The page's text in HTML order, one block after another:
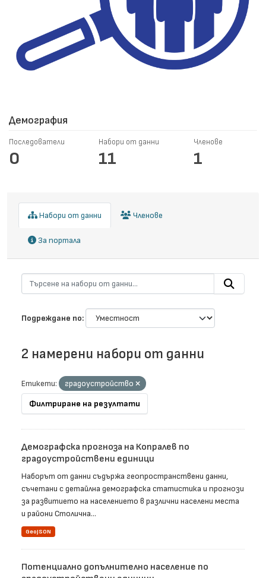
Демография
Последователи
0
Набори от данни
11
Членове
1
Набори от данни Членове
За портала
Подреждане по
2 намерени набори от данни
Етикети:
градоустройство
Филтриране на резултати
Демографска прогноза на Копралев по
градоустройствени единици
Наборът от данни съдържа геопространствени данни,
съчетани с детайлна демографска статистика и прогнози
за развитието на населението в различни населени места
и райони Столична...
GeoJSON
Потенциално допълнително население по